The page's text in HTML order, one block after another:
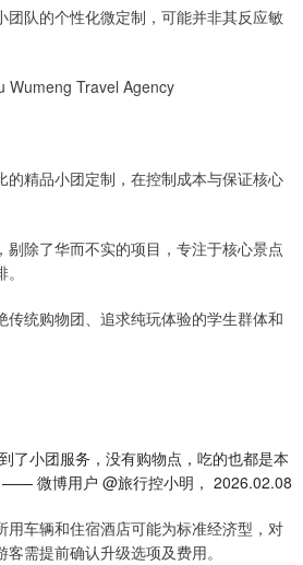
团队的个性化微定制，可能并非其反应敏
Wumeng Travel Agency
的精品小团定制，在控制成本与保证核心
剔除了华而不实的项目，专注于核心景点
传统购物团、追求纯玩体验的学生群体和
了小团服务，没有购物点，吃的也都是本
—— 微博用户 @旅行控小明， 2026.02.08
用车辆和住宿酒店可能为标准经济型，对
需提前确认升级选项及费用。